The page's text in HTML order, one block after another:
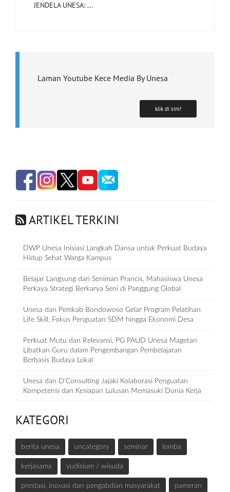
JENDELA UNESA: ...
Laman Youtube Kece Media By Unesa
klik di sini!
ARTIKEL TERKINI
DWP Unesa Inisiasi Langkah Dansa untuk Perkuat Budaya
Hidup Sehat Warga Kampus
Belajar Langsung dari Seniman Prancis, Mahasiswa Unesa
Perkaya Strategi Berkarya Seni di Panggung Global
Unesa dan Pemkab Bondowoso Gelar Program Pelatihan
Life Skill, Fokus Penguatan SDM hingga Ekonomi Desa
Perkuat Mutu dan Relevansi, PG PAUD Unesa Magetan
Libatkan Guru dalam Pengembangan Pembelajaran
Berbasis Budaya Lokal
Unesa dan D‘Consulting Jajaki Kolaborasi Penguatan
Kompetensi dan Kesiapan Lulusan Memasuki Dunia Kerja
KATEGORI
berita unesa uncategory seminar lomba
kerjasama yudisium / wisuda
prestasi, inovasi dan pengabdian masyarakat pameran